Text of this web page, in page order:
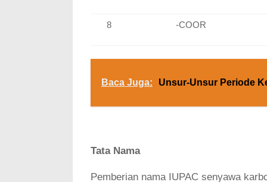
8 -COOR
Baca Juga: Unsur-Unsur Periode
Tata Nama
Pemberian nama IUPAC senyawa